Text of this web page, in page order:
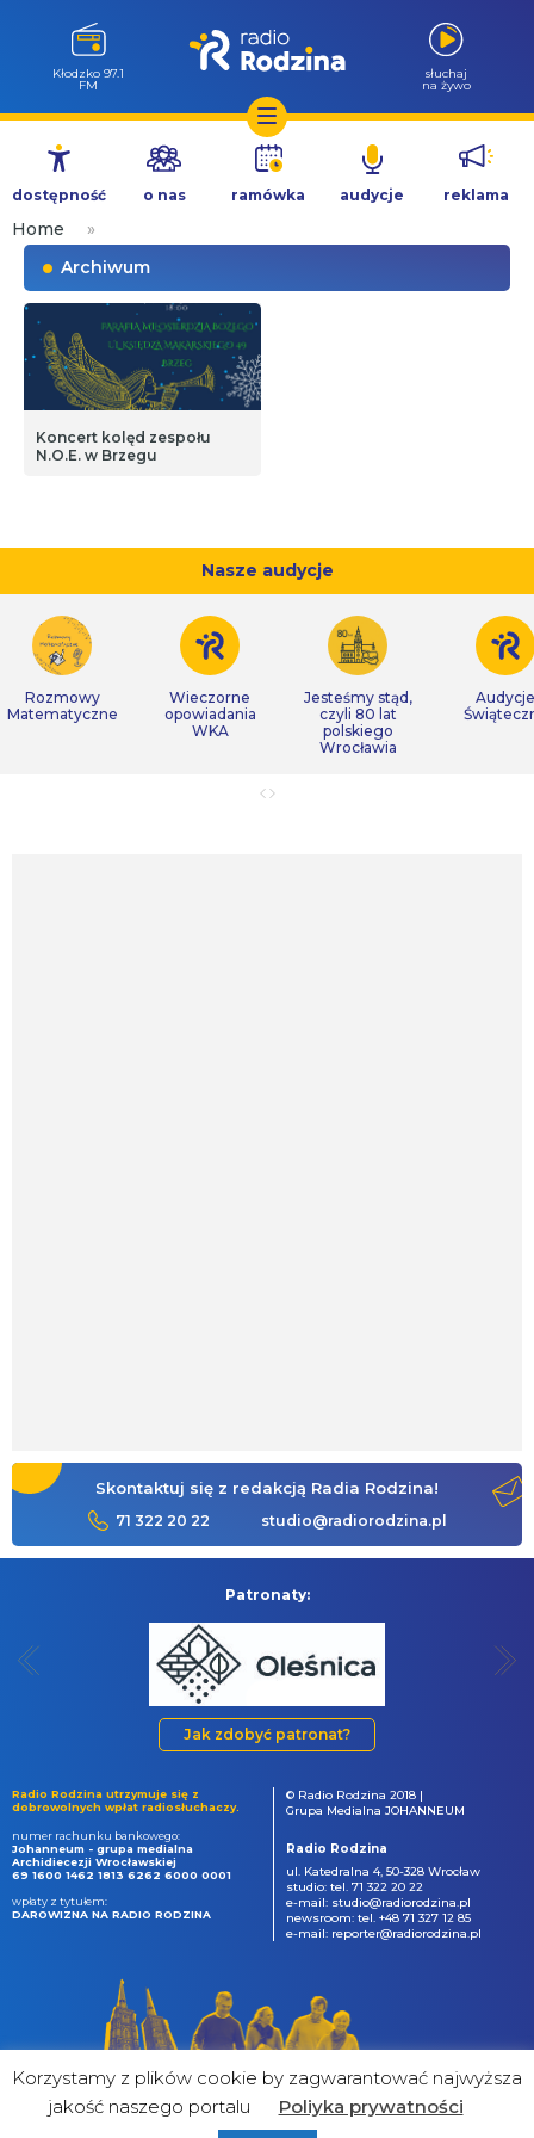
Przejdź
treści
Wołów 99.6
FM
słuchaj
na żywo
dostępność o nas ramówka audycje reklama
Home
»
Archiwum
Koncert kolęd zespołu
N.O.E. w Brzegu
Nasze audycje
Rozmowy
Matematyczne
Wieczorne
opowiadania
WKA
Jesteśmy stąd,
czyli 80 lat
polskiego
Wrocławia
Audycje
Skontaktuj się z redakcją Radia Rodzina!
71 322 20 22 studio@radiorodzina.pl
Patronaty:
Jak zdobyć patronat?
Radio Rodzina utrzymuje się z
dobrowolnych wpłat radiosłuchaczy.
numer rachunku bankowego:
Johanneum - grupa medialna
Archidiecezji Wrocławskiej
69 1600 1462 1813 6262 6000 0001
wpłaty z tytułem:
DAROWIZNA NA RADIO RODZINA
© Radio Rodzina 2018 |
Grupa Medialna JOHANNEUM
Radio Rodzina
ul. Katedralna 4, 50-328 Wrocław
studio: tel. 71 322 20 22
e-mail: studio@radiorodzina.pl
newsroom: tel. +48 71 327 12 85
e-mail: reporter@radiorodzina.pl
Korzystamy z plików cookie by zagwarantować najwyższa
jakość naszego portalu
Poliyka prywatności